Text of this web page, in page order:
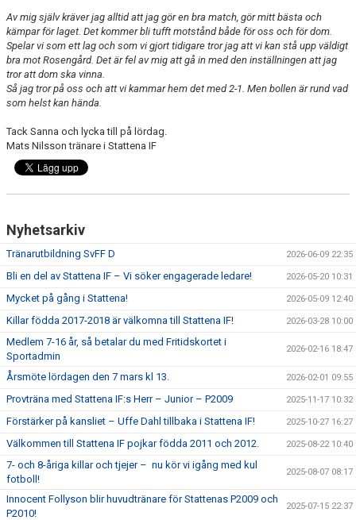
Av mig själv kräver jag alltid att jag gör en bra match, gör mitt bästa och
kämpar för laget. Det kommer bli tufft motstånd både för oss och för dom.
Spelar vi som ett lag och som vi gjort tidigare tror jag att vi kan stå upp väldigt
bra mot Rosengård. Det är fel av mig att gå in med den inställningen att jag
tror att dom ska vinna.
Så jag tror på oss och att vi kammar hem det med 2-1. Men bollen är rund vad
som helst kan hända.
Tack Sanna och lycka till på lördag.
Mats Nilsson tränare i Stattena IF
Nyhetsarkiv
Tränarutbildning SvFF D 2026-06-09 22:35
Bli en del av Stattena IF – Vi söker engagerade ledare! 2026-05-20 10:31
Mycket på gång i Stattena! 2026-05-09 12:40
Killar födda 2017-2018 är välkomna till Stattena IF! 2026-03-28 10:00
Medlem 7-16 år, så betalar du med Fritidskortet i
Sportadmin
2026-02-16 18:47
Årsmöte lördagen den 7 mars kl 13. 2026-02-01 09:55
Provträna med Stattena IF:s Herr – Junior – P2009 2025-11-17 10:32
Förstärker på kansliet – Uffe Dahl tillbaka i Stattena IF! 2025-10-27 16:27
Välkommen till Stattena IF pojkar födda 2011 och 2012. 2025-08-22 10:40
7- och 8-åriga killar och tjejer – nu kör vi igång med kul
fotboll!
2025-08-07 08:17
Innocent Follyson blir huvudtränare för Stattenas P2009 och
P2010!
2025-07-15 22:37